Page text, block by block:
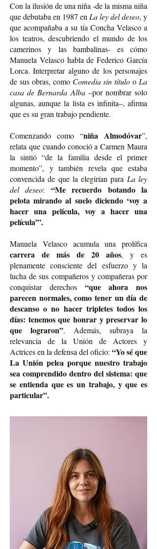
Con la ilusión de una niña -de la misma niña
que debutaba en 1987 en La ley del deseo, y
que acompañaba a su tía Concha Velasco a
los teatros, descubriendo el mundo de los
camerinos y las bambalinas- es cómo
Manuela Velasco habla de Federico García
Lorca. Interpretar alguno de los personajes
de sus obras, como Comedia sin título o La
casa de Bernarda Alba–por nombrar solo
algunas, aunque la lista es infinita–, afirma
que es su gran trabajo pendiente.
Comenzando como “niña Almodóvar”,
relata que cuando conoció a Carmen Maura
la sintió “de la familia desde el primer
momento”, y también revela que estaba
convencida de que la elegirían para La ley
del deseo: “Me recuerdo botando la
pelota mirando al suelo diciendo ‘voy a
hacer una película, voy a hacer una
película’”.
Manuela Velasco acumula una prolífica
carrera de más de 20 años, y es
plenamente consciente del esfuerzo y la
lucha de sus compañeros y compañeras por
conquistar derechos “que ahora nos
parecen normales, como tener un día de
descanso o no hacer tripletes todos los
días: tenemos que honrar y preservar lo
que lograron”. Además, subraya la
relevancia de la Unión de Actores y
Actrices en la defensa del oficio: “Yo sé que
La Unión pelea porque nuestro trabajo
sea comprendido dentro del sistema: que
se entienda que es un trabajo, y que es
particular”.